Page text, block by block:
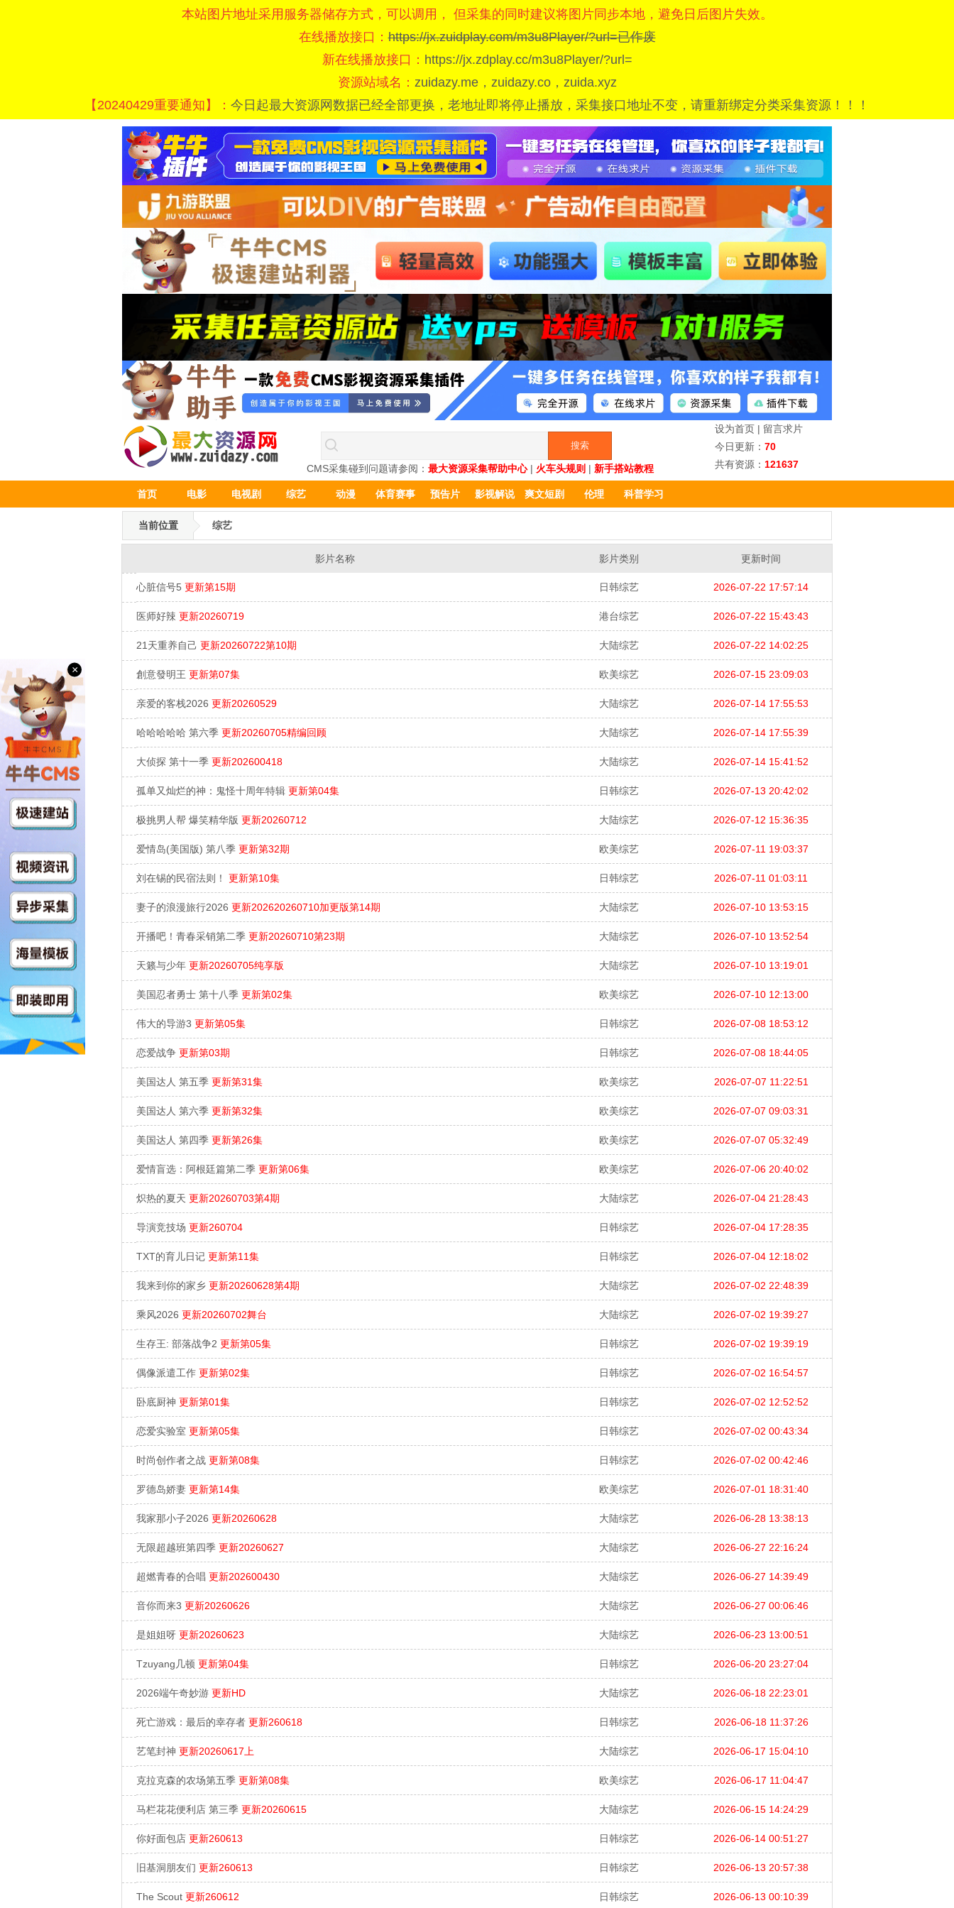
本站图片地址采用服务器储存方式，可以调用， 但采集的同时建议将图片同步本地，避免日后图片失效。
在线播放接口：https://jx.zuidplay.com/m3u8Player/?url=已作废
新在线播放接口： https://jx.zdplay.cc/m3u8Player/?url=
资源站域名： zuidazy.me，zuidazy.co，zuida.xyz
【20240429重要通知】： 今日起最大资源网数据已经全部更换，老地址即将停止播放，采集接口地址不变，请重新绑定分类采集资源！！！
CMS采集碰到问题请参阅： 最大资源采集帮助中心| 火车头规则 | 新手搭站教程
设为首页 | 留言求片
今日更新： 70
共有资源： 121637
首页 电影 电视剧 综艺 动漫 体育赛事 预告片 影视解说 爽文短剧 伦理 科普学习
当前位置 综艺
影片名称 影片类别 更新时间
心脏信号5 更新第15期 日韩综艺 2026-07-22 17:57:14
医师好辣 更新20260719 港台综艺 2026-07-22 15:43:43
21天重养自己 更新20260722第10期 大陆综艺 2026-07-22 14:02:25
創意發明王 更新第07集 欧美综艺 2026-07-15 23:09:03
亲爱的客栈2026 更新20260529 大陆综艺 2026-07-14 17:55:53
哈哈哈哈哈 第六季 更新20260705精编回顾 大陆综艺 2026-07-14 17:55:39
大侦探 第十一季 更新202600418 大陆综艺 2026-07-14 15:41:52
孤单又灿烂的神：鬼怪十周年特辑 更新第04集 日韩综艺 2026-07-13 20:42:02
极挑男人帮 爆笑精华版 更新20260712 大陆综艺 2026-07-12 15:36:35
爱情岛(美国版) 第八季 更新第32期 欧美综艺 2026-07-11 19:03:37
刘在锡的民宿法则！ 更新第10集 日韩综艺 2026-07-11 01:03:11
妻子的浪漫旅行2026 更新202620260710加更版第14期 大陆综艺 2026-07-10 13:53:15
开播吧！青春采销第二季 更新20260710第23期 大陆综艺 2026-07-10 13:52:54
天籁与少年 更新20260705纯享版 大陆综艺 2026-07-10 13:19:01
美国忍者勇士 第十八季 更新第02集 欧美综艺 2026-07-10 12:13:00
伟大的导游3 更新第05集 日韩综艺 2026-07-08 18:53:12
恋爱战争 更新第03期 日韩综艺 2026-07-08 18:44:05
美国达人 第五季 更新第31集 欧美综艺 2026-07-07 11:22:51
美国达人 第六季 更新第32集 欧美综艺 2026-07-07 09:03:31
美国达人 第四季 更新第26集 欧美综艺 2026-07-07 05:32:49
爱情盲选：阿根廷篇第二季 更新第06集 欧美综艺 2026-07-06 20:40:02
炽热的夏天 更新20260703第4期 大陆综艺 2026-07-04 21:28:43
导演竞技场 更新260704 日韩综艺 2026-07-04 17:28:35
TXT的育儿日记 更新第11集 日韩综艺 2026-07-04 12:18:02
我来到你的家乡 更新20260628第4期 大陆综艺 2026-07-02 22:48:39
乘风2026 更新20260702舞台 大陆综艺 2026-07-02 19:39:27
生存王: 部落战争2 更新第05集 日韩综艺 2026-07-02 19:39:19
偶像派遣工作 更新第02集 日韩综艺 2026-07-02 16:54:57
卧底厨神 更新第01集 日韩综艺 2026-07-02 12:52:52
恋爱实验室 更新第05集 日韩综艺 2026-07-02 00:43:34
时尚创作者之战 更新第08集 日韩综艺 2026-07-02 00:42:46
罗德岛娇妻 更新第14集 欧美综艺 2026-07-01 18:31:40
我家那小子2026 更新20260628 大陆综艺 2026-06-28 13:38:13
无限超越班第四季 更新20260627 大陆综艺 2026-06-27 22:16:24
超燃青春的合唱 更新202600430 大陆综艺 2026-06-27 14:39:49
音你而来3 更新20260626 大陆综艺 2026-06-27 00:06:46
是姐姐呀 更新20260623 大陆综艺 2026-06-23 13:00:51
Tzuyang几顿 更新第04集 日韩综艺 2026-06-20 23:27:04
2026端午奇妙游 更新HD 大陆综艺 2026-06-18 22:23:01
死亡游戏：最后的幸存者 更新260618 日韩综艺 2026-06-18 11:37:26
艺笔封神 更新20260617上 大陆综艺 2026-06-17 15:04:10
克拉克森的农场第五季 更新第08集 欧美综艺 2026-06-17 11:04:47
马栏花花便利店 第三季 更新20260615 大陆综艺 2026-06-15 14:24:29
你好面包店 更新260613 日韩综艺 2026-06-14 00:51:27
旧基洞朋友们 更新260613 日韩综艺 2026-06-13 20:57:38
The Scout 更新260612 日韩综艺 2026-06-13 00:10:39
×